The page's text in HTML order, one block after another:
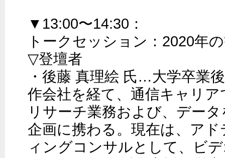
▼13:00〜14:30：
トークセッション：2020年
▽登壇者
・後藤 真理絵 氏…大学卒業
作会社を経て、通信キャリ
リサーチ業務および、デー
企画に携わる。現在は、ア
ィングコンサルとして、ビ